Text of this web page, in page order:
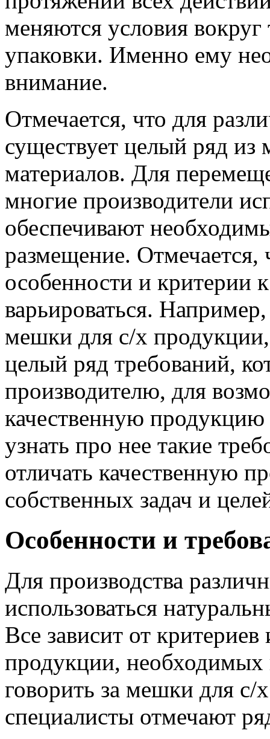
меняются условия вокруг
упаковки. Именно ему
внимание.
Отмечается, что для
существует целый ряд из
материалов. Для
многие производители
обеспечивают
размещение. Отмечается,
особенности и критерии
варьироваться.
мешки для с/х
целый ряд требований,
производителю, для
качественную продукцию
узнать про нее такие
отличать качественную
собственных задач и
Особенности и
Для производства
использоваться
Все зависит от
продукции, необходимых
говорить за мешки для
специалисты отмечают